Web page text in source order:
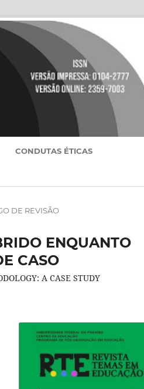
CONDUTAS ÉTICAS
DE REVISÃO
ENQUANTO
CASO
A CASE STUDY